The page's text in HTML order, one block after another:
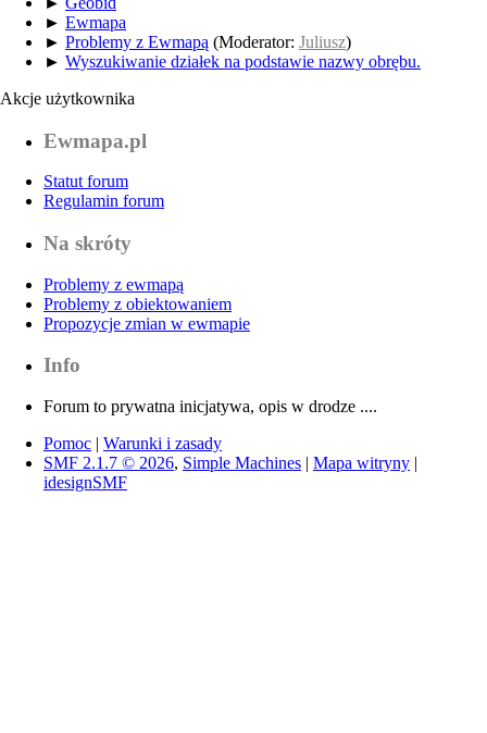
► Ewmapa
► Problemy z Ewmapą (Moderator: Juliusz)
► Wyszukiwanie działek na podstawie nazwy obrębu.
Akcje użytkownika
Ewmapa.pl
Statut forum
Regulamin forum
Na skróty
Problemy z ewmapą
Problemy z obiektowaniem
Propozycje zmian w ewmapie
Info
Forum to prywatna inicjatywa, opis w drodze ....
Pomoc | Warunki i zasady
SMF 2.1.7 © 2026, Simple Machines | Mapa witryny |
idesignSMF